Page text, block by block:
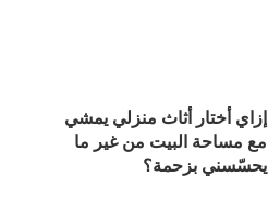
إزاي أختار أثاث منزلي يمشي
مع مساحة البيت من غير ما
يحسّسني بزحمة؟